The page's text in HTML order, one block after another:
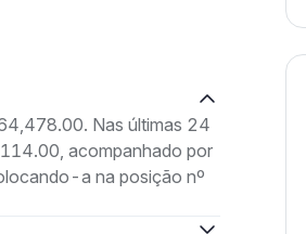
Nas últimas 24
acompanhado por
a na posição nº